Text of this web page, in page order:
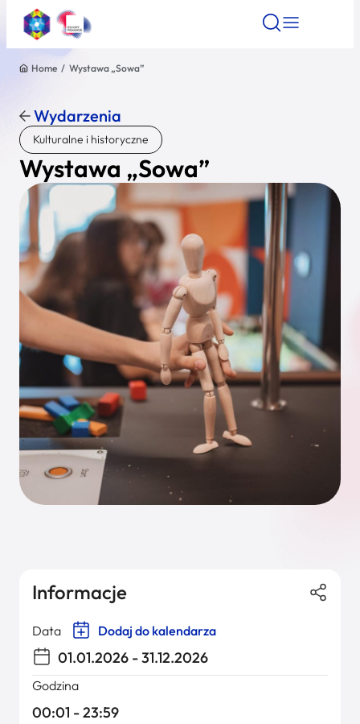
Znajdź atrakcję
Nazwa atrakcji
Miasto
Kategoria
Wyszukaj
Home / Wystawa „Sowa”
Wydarzenia
Kulturalne i historyczne
Wystawa „Sowa”
Informacje
Data Dodaj do kalendarza
01.01.2026 - 31.12.2026
Godzina
00:01 - 23:59